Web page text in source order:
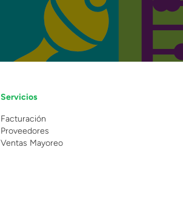
Servicios
Facturación
Proveedores
Ventas Mayoreo